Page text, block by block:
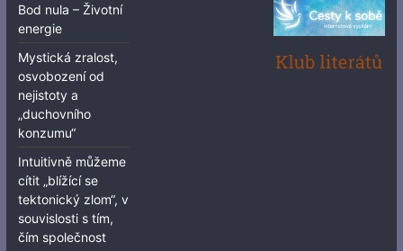
Bod nula – Životní
energie
Mystická zralost,
osvobození od
nejistoty a
„duchovního
konzumu“
Intuitivně můžeme
cítit „blížící se
tektonický zlom“, v
souvislosti s tím,
čím společnost